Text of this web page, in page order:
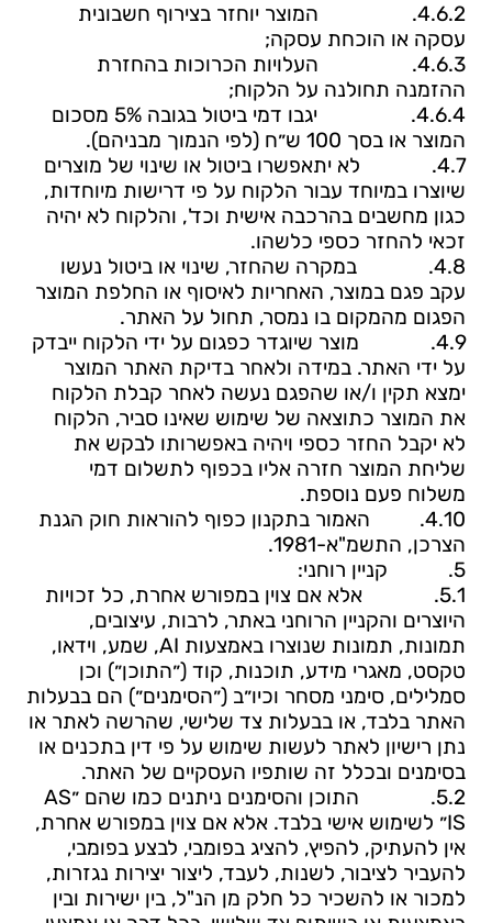
4.6.2.
המוצר יוחזר בצירוף חשבונית
עסקה או הוכחת עסקה;
4.6.3.
העלויות הכרוכות בהחזרת
ההזמנה תחולנה על הלקוח;
4.6.4.
יגבו דמי ביטול בגובה 5% מסכום
המוצר או בסך 100 ש״ח (לפי הנמוך מבניהם).
4.7.
לא יתאפשרו ביטול או שינוי של מוצרים
שיוצרו במיוחד עבור הלקוח על פי דרישות מיוחדות,
כגון מחשבים בהרכבה אישית וכד', והלקוח לא יהיה
זכאי להחזר כספי כלשהו.
4.8.
במקרה שהחזר, שינוי או ביטול נעשו
עקב פגם במוצר, האחריות לאיסוף או החלפת המוצר
הפגום מהמקום בו נמסר, תחול על האתר.
4.9.
מוצר שיוגדר כפגום על ידי הלקוח ייבדק
על ידי האתר. במידה ולאחר בדיקת האתר המוצר
ימצא תקין ו/או שהפגם נעשה לאחר קבלת הלקוח
את המוצר כתוצאה של שימוש שאינו סביר, הלקוח
לא יקבל החזר כספי ויהיה באפשרותו לבקש את
שליחת המוצר חזרה אליו בכפוף לתשלום דמי
משלוח פעם נוספת.
4.10.
האמור בתקנון כפוף להוראות חוק הגנת
הצרכן, התשמ"א-1981
.
5.
קניין רוחני:
5.1.
אלא אם צוין במפורש אחרת, כל זכויות
היוצרים והקניין הרוחני באתר, לרבות, עיצובים,
תמונות, תמונות שנוצרו באמצעות AI, שמע, וידאו,
טקסט, מאגרי מידע, תוכנות, קוד (״התוכן״) וכן
סמלילים, סימני מסחר וכיו״ב (״הסימנים״) הם בבעלות
האתר בלבד, או בבעלות צד שלישי, שהרשה לאתר או
נתן רישיון לאתר לעשות שימוש על פי דין בתכנים או
בסימנים ובכלל זה שותפיו העסקיים של האתר.
5.2.
התוכן והסימנים ניתנים כמו שהם ״AS
IS״ לשימוש אישי בלבד. אלא אם צוין במפורש אחרת,
אין להעתיק, להפיץ, להציג בפומבי, לבצע בפומבי,
להעביר לציבור, לשנות, לעבד, ליצור יצירות נגזרות,
למכור או להשכיר כל חלק מן הנ"ל, בין ישירות ובין